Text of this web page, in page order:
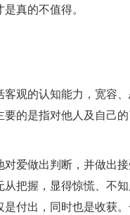
真的不值得。
观的认知能力，宽容
的是指对他人及自己
爱做出判断，并做出
把握，显得惊慌、不
付出，同时也是收获